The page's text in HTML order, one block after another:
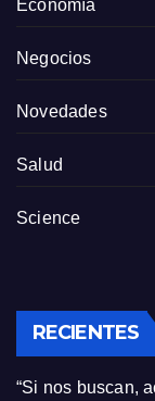
Economía
Negocios
Novedades
Salud
Science
RECIENTES
“Si nos buscan,